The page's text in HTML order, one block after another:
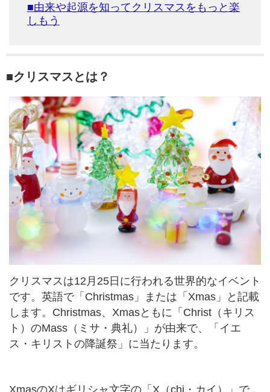
■由来や起源を知ってクリスマスをもっと楽
しもう
■クリスマスとは？
クリスマスは12月25日に行われる世界的なイベント
です。英語で「Christmas」または「Xmas」と記載
します。Christmas、Xmasともに「Christ（キリス
ト）のMass（ミサ・典礼）」が由来で、「イエ
ス・キリストの降誕祭」に当たります。
XmasのXはギリシャ文字の「Χ（chi・カイ）」で、